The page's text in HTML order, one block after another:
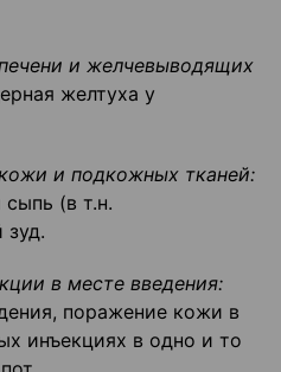
и желчевыводящих
желтуха у
и подкожных тканей:
(в т.н.
зуд.
в месте введения:
поражение кожи в
инъекциях в одно и то